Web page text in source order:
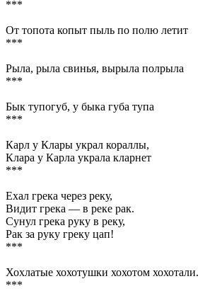
***
От топота копыт пыль по полю летит
***
Рыла, рыла свинья, вырыла полрыла
***
Бык тупогуб, у быка губа тупа
***
Карл у Клары украл кораллы,
Клара у Карла украла кларнет
***
Ехал грека через реку,
Видит грека — в реке рак.
Сунул грека руку в реку,
Рак за руку греку цап!
***
Хохлатые хохотушки хохотом хохотали.
***